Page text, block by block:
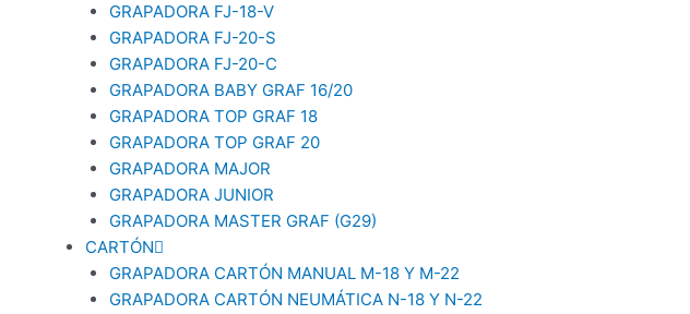
GRAPADORA FJ-18-V
GRAPADORA FJ-20-S
GRAPADORA FJ-20-C
GRAPADORA BABY GRAF 16/20
GRAPADORA TOP GRAF 18
GRAPADORA TOP GRAF 20
GRAPADORA MAJOR
GRAPADORA JUNIOR
GRAPADORA MASTER GRAF (G29)
CARTÓN
GRAPADORA CARTÓN MANUAL M-18 Y M-22
GRAPADORA CARTÓN NEUMÁTICA N-18 Y N-22